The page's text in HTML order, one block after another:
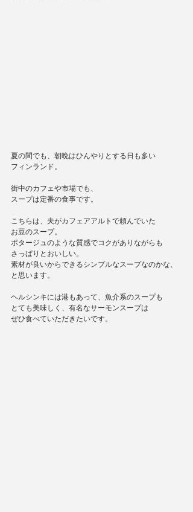
夏の間でも、朝晩はひんやりとする日も多い
フィンランド。
街中のカフェや市場でも、
スープは定番の食事です。
こちらは、夫がカフェアアルトで頼んでいた
お豆のスープ。
ポタージュのような質感でコクがありながらも
さっぱりとおいしい。
素材が良いからできるシンプルなスープなのかな、
と思います。
ヘルシンキには港もあって、魚介系のスープも
とても美味しく、有名なサーモンスープは
ぜひ食べていただきたいです。